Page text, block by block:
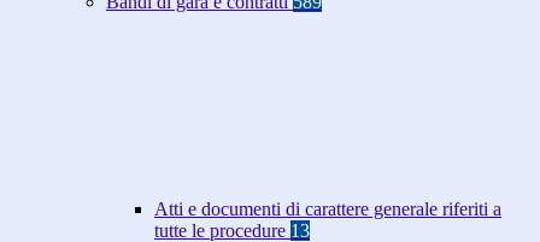
Atti e documenti di carattere generale riferiti a
tutte le procedure 13